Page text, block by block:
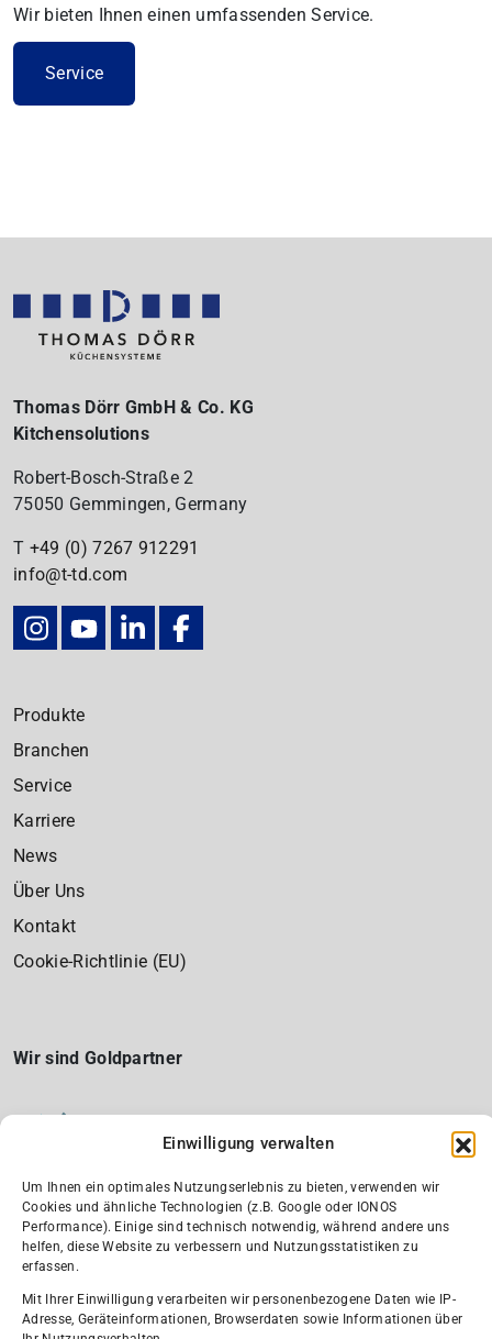
Einwilligung verwalten
Um Ihnen ein optimales Nutzungserlebnis zu bieten, verwenden wir
Cookies und ähnliche Technologien (z.B. Google oder IONOS
Performance). Einige sind technisch notwendig, während andere uns
helfen, diese Website zu verbessern und Nutzungsstatistiken zu
erfassen.
Mit Ihrer Einwilligung verarbeiten wir personenbezogene Daten wie IP-
Adresse, Geräteinformationen, Browserdaten sowie Informationen über
Wir bieten Ihnen einen umfassenden Service.
Service
Thomas Dörr GmbH & Co. KG
Kitchensolutions
Robert-Bosch-Straße 2
75050 Gemmingen, Germany
T +49 (0) 7267 912291
info@t-td.com
Produkte
Branchen
Service
Karriere
News
Über Uns
Kontakt
Cookie-Richtlinie (EU)
Wir sind Goldpartner
Wir sind Silber-Partner und Fördermitglied